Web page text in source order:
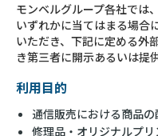
モンベルグループ各社では
いずれかに当てはまる場合
いただき、下記に定める外
き第三者に開示あるいは提
利用目的
通信販売における商品
修理品・オリジナルプ